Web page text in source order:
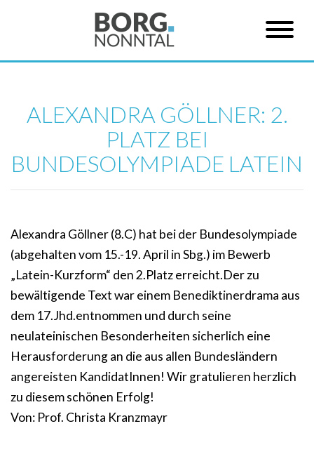
ALEXANDRA GÖLLNER: 2.
PLATZ BEI
BUNDESOLYMPIADE LATEIN
Alexandra Göllner (8.C) hat bei der Bundesolympiade
(abgehalten vom 15.-19. April in Sbg.) im Bewerb
„Latein-Kurzform“ den 2.Platz erreicht.Der zu
bewältigende Text war einem Benediktinerdrama aus
dem 17.Jhd.entnommen und durch seine
neulateinischen Besonderheiten sicherlich eine
Herausforderung an die aus allen Bundesländern
angereisten KandidatInnen! Wir gratulieren herzlich
zu diesem schönen Erfolg!
Von: Prof. Christa Kranzmayr